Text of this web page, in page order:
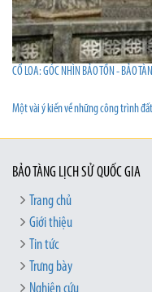
CỔ LOA: GÓC NHÌN BẢO TỒN - BẢO
Một vài ý kiến về những công trình
BẢO TÀNG LỊCH SỬ QUỐC GIA
Trang chủ
Giới thiệu
Tin tức
Trưng bày